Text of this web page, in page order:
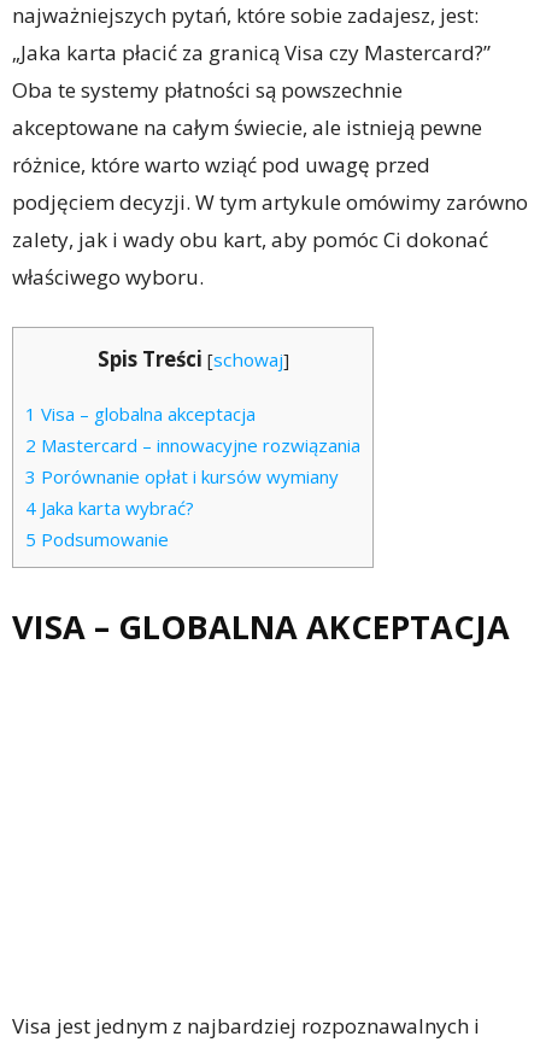
najważniejszych pytań, które sobie zadajesz, jest:
„Jaka karta płacić za granicą Visa czy Mastercard?”
Oba te systemy płatności są powszechnie
akceptowane na całym świecie, ale istnieją pewne
różnice, które warto wziąć pod uwagę przed
podjęciem decyzji. W tym artykule omówimy zarówno
zalety, jak i wady obu kart, aby pomóc Ci dokonać
właściwego wyboru.
Spis Treści [schowaj]
1 Visa – globalna akceptacja
2 Mastercard – innowacyjne rozwiązania
3 Porównanie opłat i kursów wymiany
4 Jaka karta wybrać?
5 Podsumowanie
VISA – GLOBALNA AKCEPTACJA
Visa jest jednym z najbardziej rozpoznawalnych i